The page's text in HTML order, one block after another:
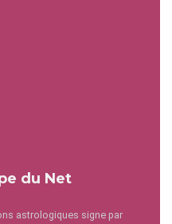
du Net
astrologiques signe par